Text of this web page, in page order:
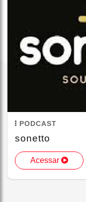
PODCAST
sonetto
Acessar